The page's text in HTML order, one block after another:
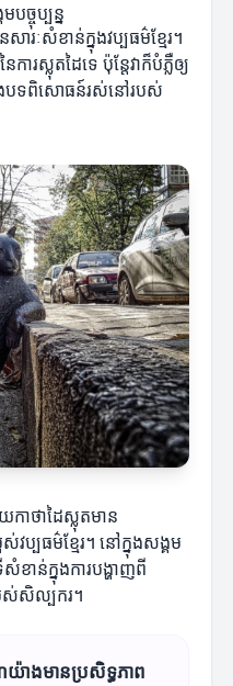
ច្ចុប្បន្ន
ារៈសំខាន់ក្នុងវប្បធម៌ខ្មែរ។
ារស្លុតដៃទេ ប៉ុន្តែវាក៏បំភ្លឺឲ្យ
ទពិសោធន៍រស់នៅរបស់
កាថាដៃស្លុតមាន
ប្បធម៌ខ្មែរ។ នៅក្នុងសង្គម
សំខាន់ក្នុងការបង្ហាញពី
ស់សិល្បករ។
យ៉ាងមានប្រសិទ្ធភាព